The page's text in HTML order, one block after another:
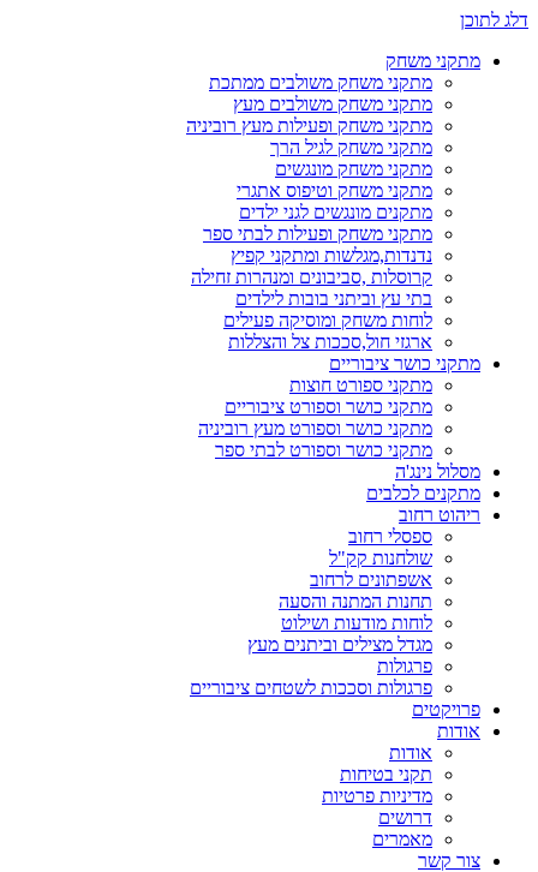
דלג לתוכן
מתקני משחק
מתקני משחק משולבים ממתכת
מתקני משחק משולבים מעץ
מתקני משחק ופעילות מעץ רוביניה
מתקני משחק לגיל הרך
מתקני משחק מונגשים
מתקני משחק וטיפוס אתגרי
מתקנים מונגשים לגני ילדים
מתקני משחק ופעילות לבתי ספר
נדנדות,מגלשות ומתקני קפיץ
קרוסלות ,סביבונים ומנהרות זחילה
בתי עץ וביתני בובות לילדים
לוחות משחק ומוסיקה פעילים
ארגזי חול,סככות צל והצללות
מתקני כושר ציבוריים
מתקני ספורט חוצות
מתקני כושר וספורט ציבוריים
מתקני כושר וספורט מעץ רוביניה
מתקני כושר וספורט לבתי ספר
מסלול נינג'ה
מתקנים לכלבים
ריהוט רחוב
ספסלי רחוב
שולחנות קק"ל
אשפתונים לרחוב
תחנות המתנה והסעה
לוחות מודעות ושילוט
מגדל מצילים וביתנים מעץ
פרגולות
פרגולות וסככות לשטחים ציבוריים
פרויקטים
אודות
אודות
תקני בטיחות
מדיניות פרטיות
דרושים
מאמרים
צור קשר